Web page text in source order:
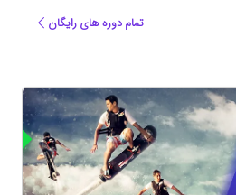
تمام دوره های رایگان